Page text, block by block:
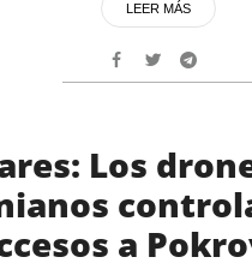
LEER MÁS
Los
a